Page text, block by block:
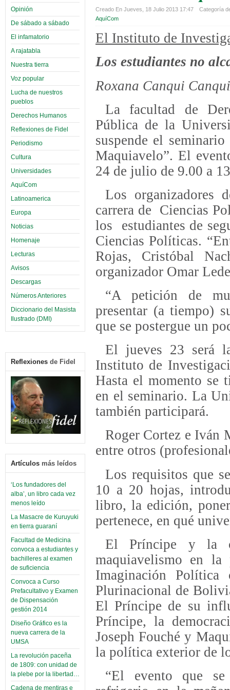
Opinión
De sábado a sábado
El infamatorio
A rajatabla
Nuestra tierra
Voz popular
Lucha de nuestros
pueblos
Derechos Humanos
Reflexiones de Fidel
Periodismo
Cultura
Universidades
AquíCom
Latinoamerica
Europa
Noticias
Homenaje
Lecturas
Avisos
Descargas
Números Anteriores
Diccionario del Masista
Ilustrado (DMI)
Reflexiones de Fidel
Artículos más leídos
‘Los fundadores del
alba’, un libro cada vez
menos leído
La Masacre de Kuruyuki
en tierra guaraní
Facultad de Medicina
convoca a estudiantes y
bachilleres al examen
de suficiencia
Convoca a Curso
Prefacultativo y Examen
de Dispensación
gestión 2014
Diseño Gráfico es la
nueva carrera de la
UMSA
La revolución paceña
de 1809: con unidad de
la plebe por la libertad…
Cadena de mentiras e
Creado En Jueves, 18 Julio 2013 17:47
Categoría
AquíCom
El Instituto de
Los estudiantes no
Roxana Canqui Canqui
La facultad de
Pública de la
suspende el
Maquiavelo”. El
24 de julio de 9.00 a
Los organizadores
carrera de Ciencias
los estudiantes de
Ciencias Políticas.
Rojas, Cristóbal
organizador Omar
“A petición de
presentar (a tiempo)
que se postergue un
El jueves 23 será
Instituto de
Hasta el momento se
en el seminario. La
también participará.
Roger Cortez e Iván
entre otros
Los requisitos que
10 a 20 hojas,
libro, la edición,
pertenece, en qué
El Príncipe y la
maquiavelismo en
Imaginación
Plurinacional de
El Príncipe de su
Príncipe, la
Joseph Fouché y
la política exterior de
“El evento que se